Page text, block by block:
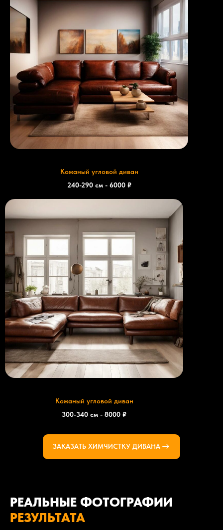
Кожаный угловой диван
240-290 см - 6000 ₽
Кожаный угловой диван
300-340 см - 8000 ₽
ЗАКАЗАТЬ ХИМЧИСТКУ ДИВАНА
РЕАЛЬНЫЕ ФОТОГРАФИИ
РЕЗУЛЬТАТА